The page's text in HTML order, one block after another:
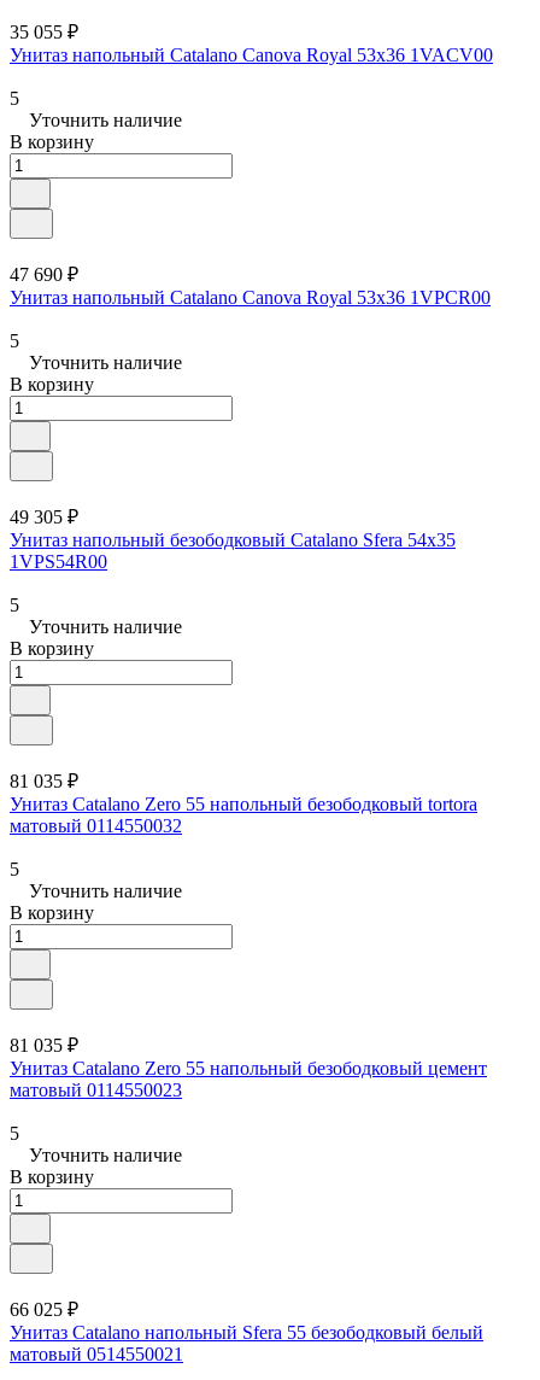
35 055 ₽
Унитаз напольный Catalano Canova Royal 53x36 1VACV00
5
Уточнить наличие
В корзину
47 690 ₽
Унитаз напольный Catalano Canova Royal 53x36 1VPCR00
5
Уточнить наличие
В корзину
49 305 ₽
Унитаз напольный безободковый Catalano Sfera 54x35
1VPS54R00
5
Уточнить наличие
В корзину
81 035 ₽
Унитаз Catalano Zero 55 напольный безободковый tortora
матовый 0114550032
5
Уточнить наличие
В корзину
81 035 ₽
Унитаз Catalano Zero 55 напольный безободковый цемент
матовый 0114550023
5
Уточнить наличие
В корзину
66 025 ₽
Унитаз Catalano напольный Sfera 55 безободковый белый
матовый 0514550021